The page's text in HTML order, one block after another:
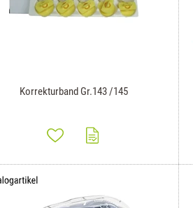
Korrekturband Gr.143 /145